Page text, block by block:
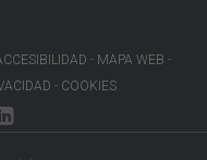
MAPA WEB
COOKIES